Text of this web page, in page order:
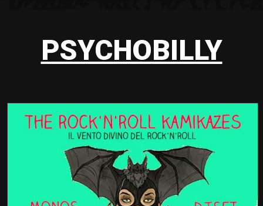
PSYCHOBILLY